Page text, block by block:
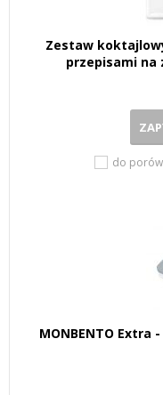
Zestaw
przepisami na
do
MONBENTO Extra